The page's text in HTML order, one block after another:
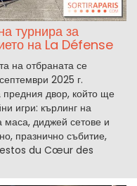
турнира за
на La Défense
на отбраната се
2025 г.
двор, който ще
игри: кърлинг на
диджей сетове и
празнично събитие,
du Cœur des